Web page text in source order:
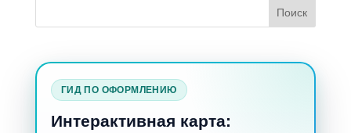
ГИД ПО ОФОРМЛЕНИЮ
Интерактивная карта: